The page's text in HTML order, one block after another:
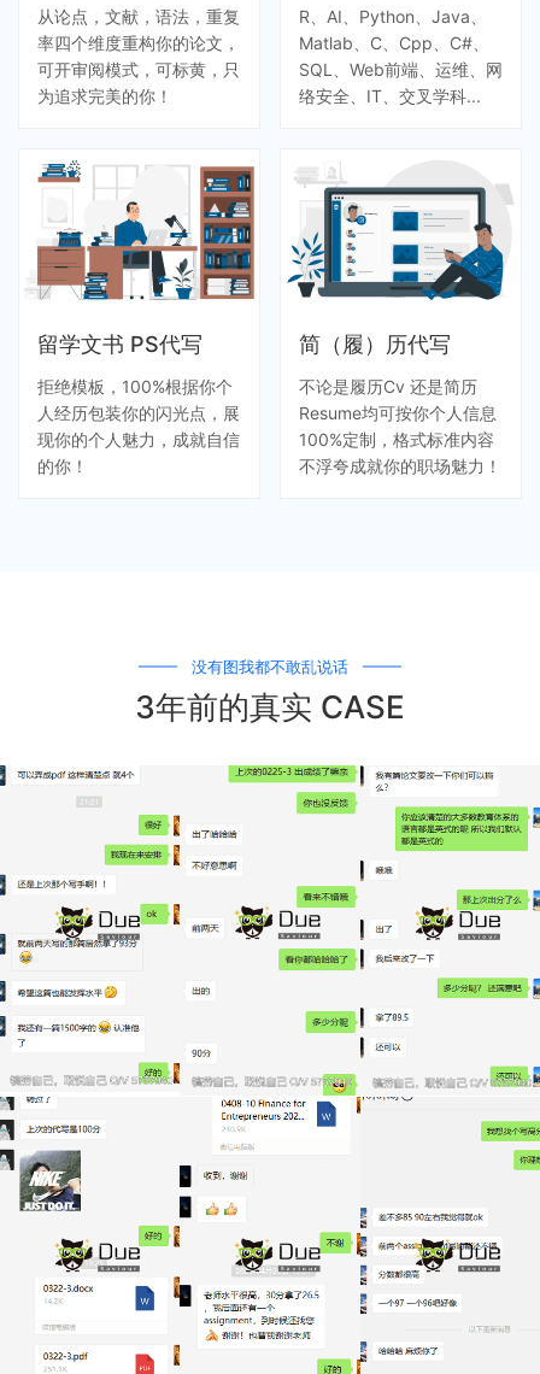
从论点，文献，语法，重复
率四个维度重构你的论文，
可开审阅模式，可标黄，只
为追求完美的你！
R、AI、Python、Java、
Matlab、C、Cpp、C#、
SQL、Web前端、运维、网
络安全、IT、交叉学科...
留学文书 PS代写
拒绝模板，100%根据你个
人经历包装你的闪光点，展
现你的个人魅力，成就自信
的你！
简（履）历代写
不论是履历Cv 还是简历
Resume均可按你个人信息
100%定制，格式标准内容
不浮夸成就你的职场魅力！
3年前的真实 CASE
没有图我都不敢乱说话